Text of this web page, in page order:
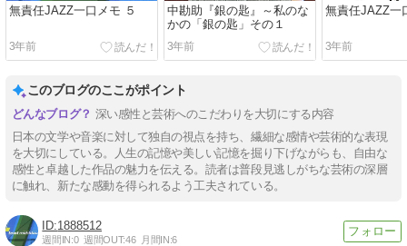
無責任JAZZ一口メモ ５
3年前
中勘助『銀の匙』～私のな
かの「銀の匙」その１
3年前
無責任JAZZ一
3年前
このブログのここがポイント
深い感性と芸術へのこだわりを大切にする内容
日本の文学や音楽に対して独自の視点を持ち、繊細な感情や芸術的な表現
を大切にしている。人生の記憶や美しい記憶を掘り下げながらも、自由な
感性と卓越した作品の魅力を伝える。読者は普段見逃しがちな芸術の深層
に触れ、新たな感動を得られるよう工夫されている。
1888512
週間IN:0 週間OUT:46 月間IN:6